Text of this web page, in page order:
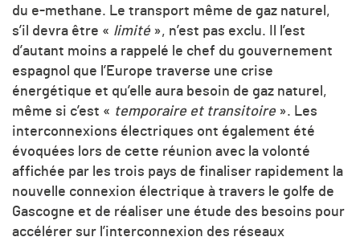
du e-methane. Le transport même de gaz naturel,
s’il devra être « limité », n’est pas exclu. Il l’est
d’autant moins a rappelé le chef du gouvernement
espagnol que l’Europe traverse une crise
énergétique et qu’elle aura besoin de gaz naturel,
même si c’est « temporaire et transitoire ». Les
interconnexions électriques ont également été
évoquées lors de cette réunion avec la volonté
affichée par les trois pays de finaliser rapidement la
nouvelle connexion électrique à travers le golfe de
Gascogne et de réaliser une étude des besoins pour
accélérer sur l’interconnexion des réseaux